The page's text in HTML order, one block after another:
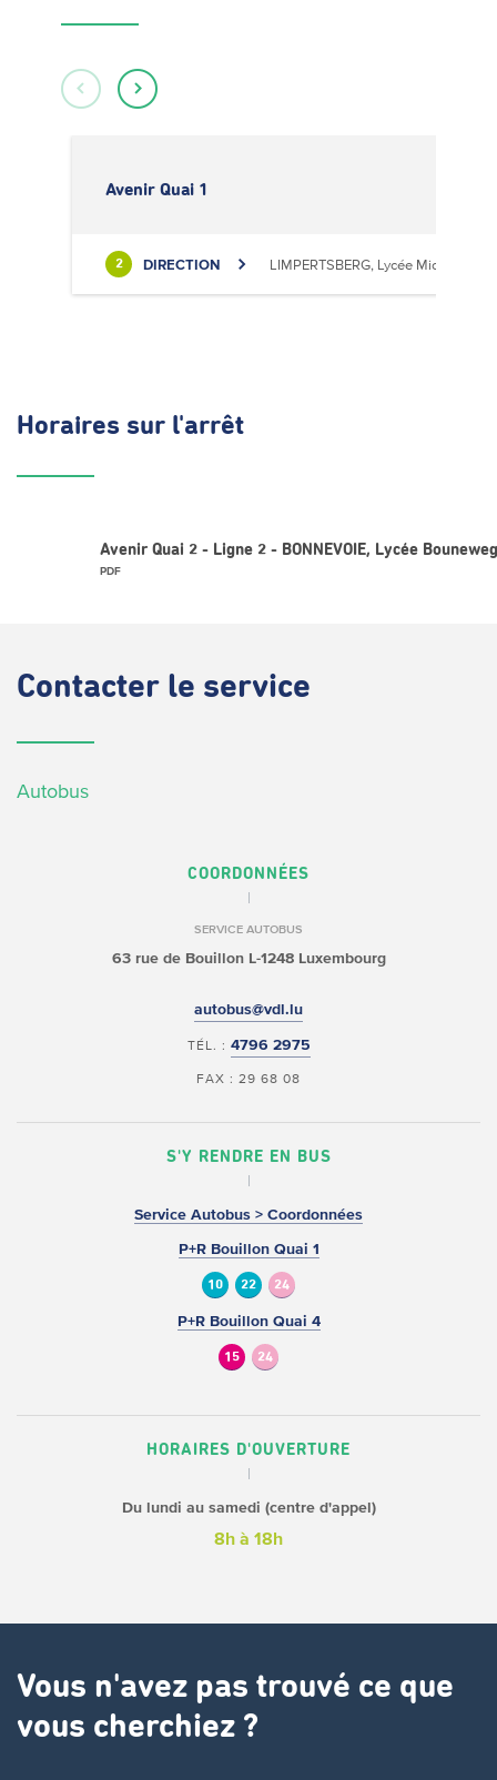
Avenir Quai 1
2 DIRECTION LIMPERTSBERG, Lycée Michel
Horaires sur l'arrêt
Avenir Quai 2 - Ligne 2 - BONNEVOIE, Lycée
PDF
Contacter le service
Autobus
COORDONNÉES
SERVICE AUTOBUS
63 rue de BouillonL-1248 Luxembourg
autobus@vdl.lu
TÉL. : 4796 2975
FAX : 29 68 08
S'Y RENDRE EN BUS
Service Autobus > Coordonnées
P+R Bouillon Quai 1
10 22 24
P+R Bouillon Quai 4
15 24
HORAIRES D'OUVERTURE
Du lundi au samedi (centre d'appel)
8h à 18h
Vous n'avez pas trouvé ce que
vous cherchiez ?